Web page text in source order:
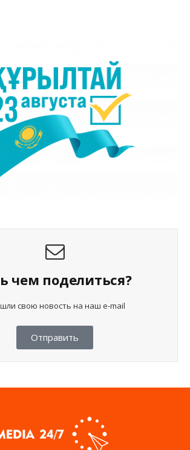
чем поделиться?
свою новость на наш e-mail
Отправить